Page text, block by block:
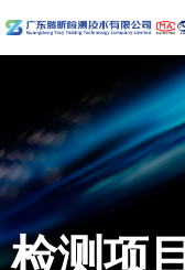
检测项目